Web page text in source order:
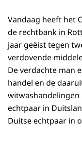
Vandaag heeft het
de rechtbank in
jaar geëist tegen
verdovende
De verdachte man
handel en de
echtpaar in
Duitse echtpaar in